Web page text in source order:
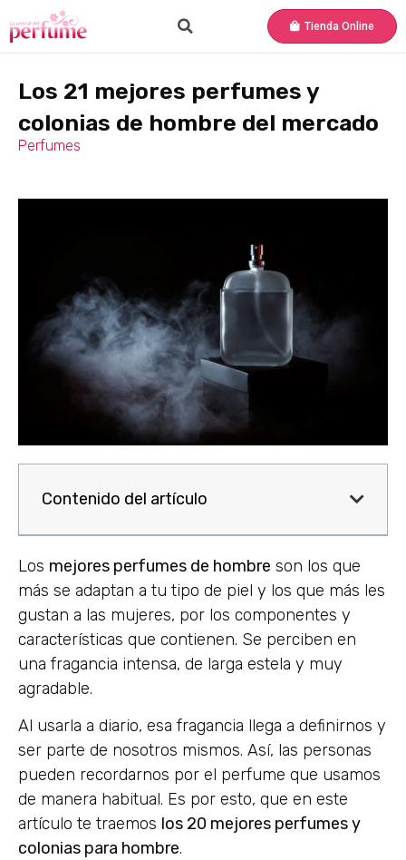
Tienda Online
Los 21 mejores perfumes y
colonias de hombre del mercado
Perfumes
Contenido del artículo
Los mejores perfumes de hombre son los que
más se adaptan a tu tipo de piel y los que más les
gustan a las mujeres, por los componentes y
características que contienen. Se perciben en
una fragancia intensa, de larga estela y muy
agradable.
Al usarla a diario, esa fragancia llega a definirnos y
ser parte de nosotros mismos. Así, las personas
pueden recordarnos por el perfume que usamos
de manera habitual. Es por esto, que en este
artículo te traemos los 20 mejores perfumes y
colonias para hombre.